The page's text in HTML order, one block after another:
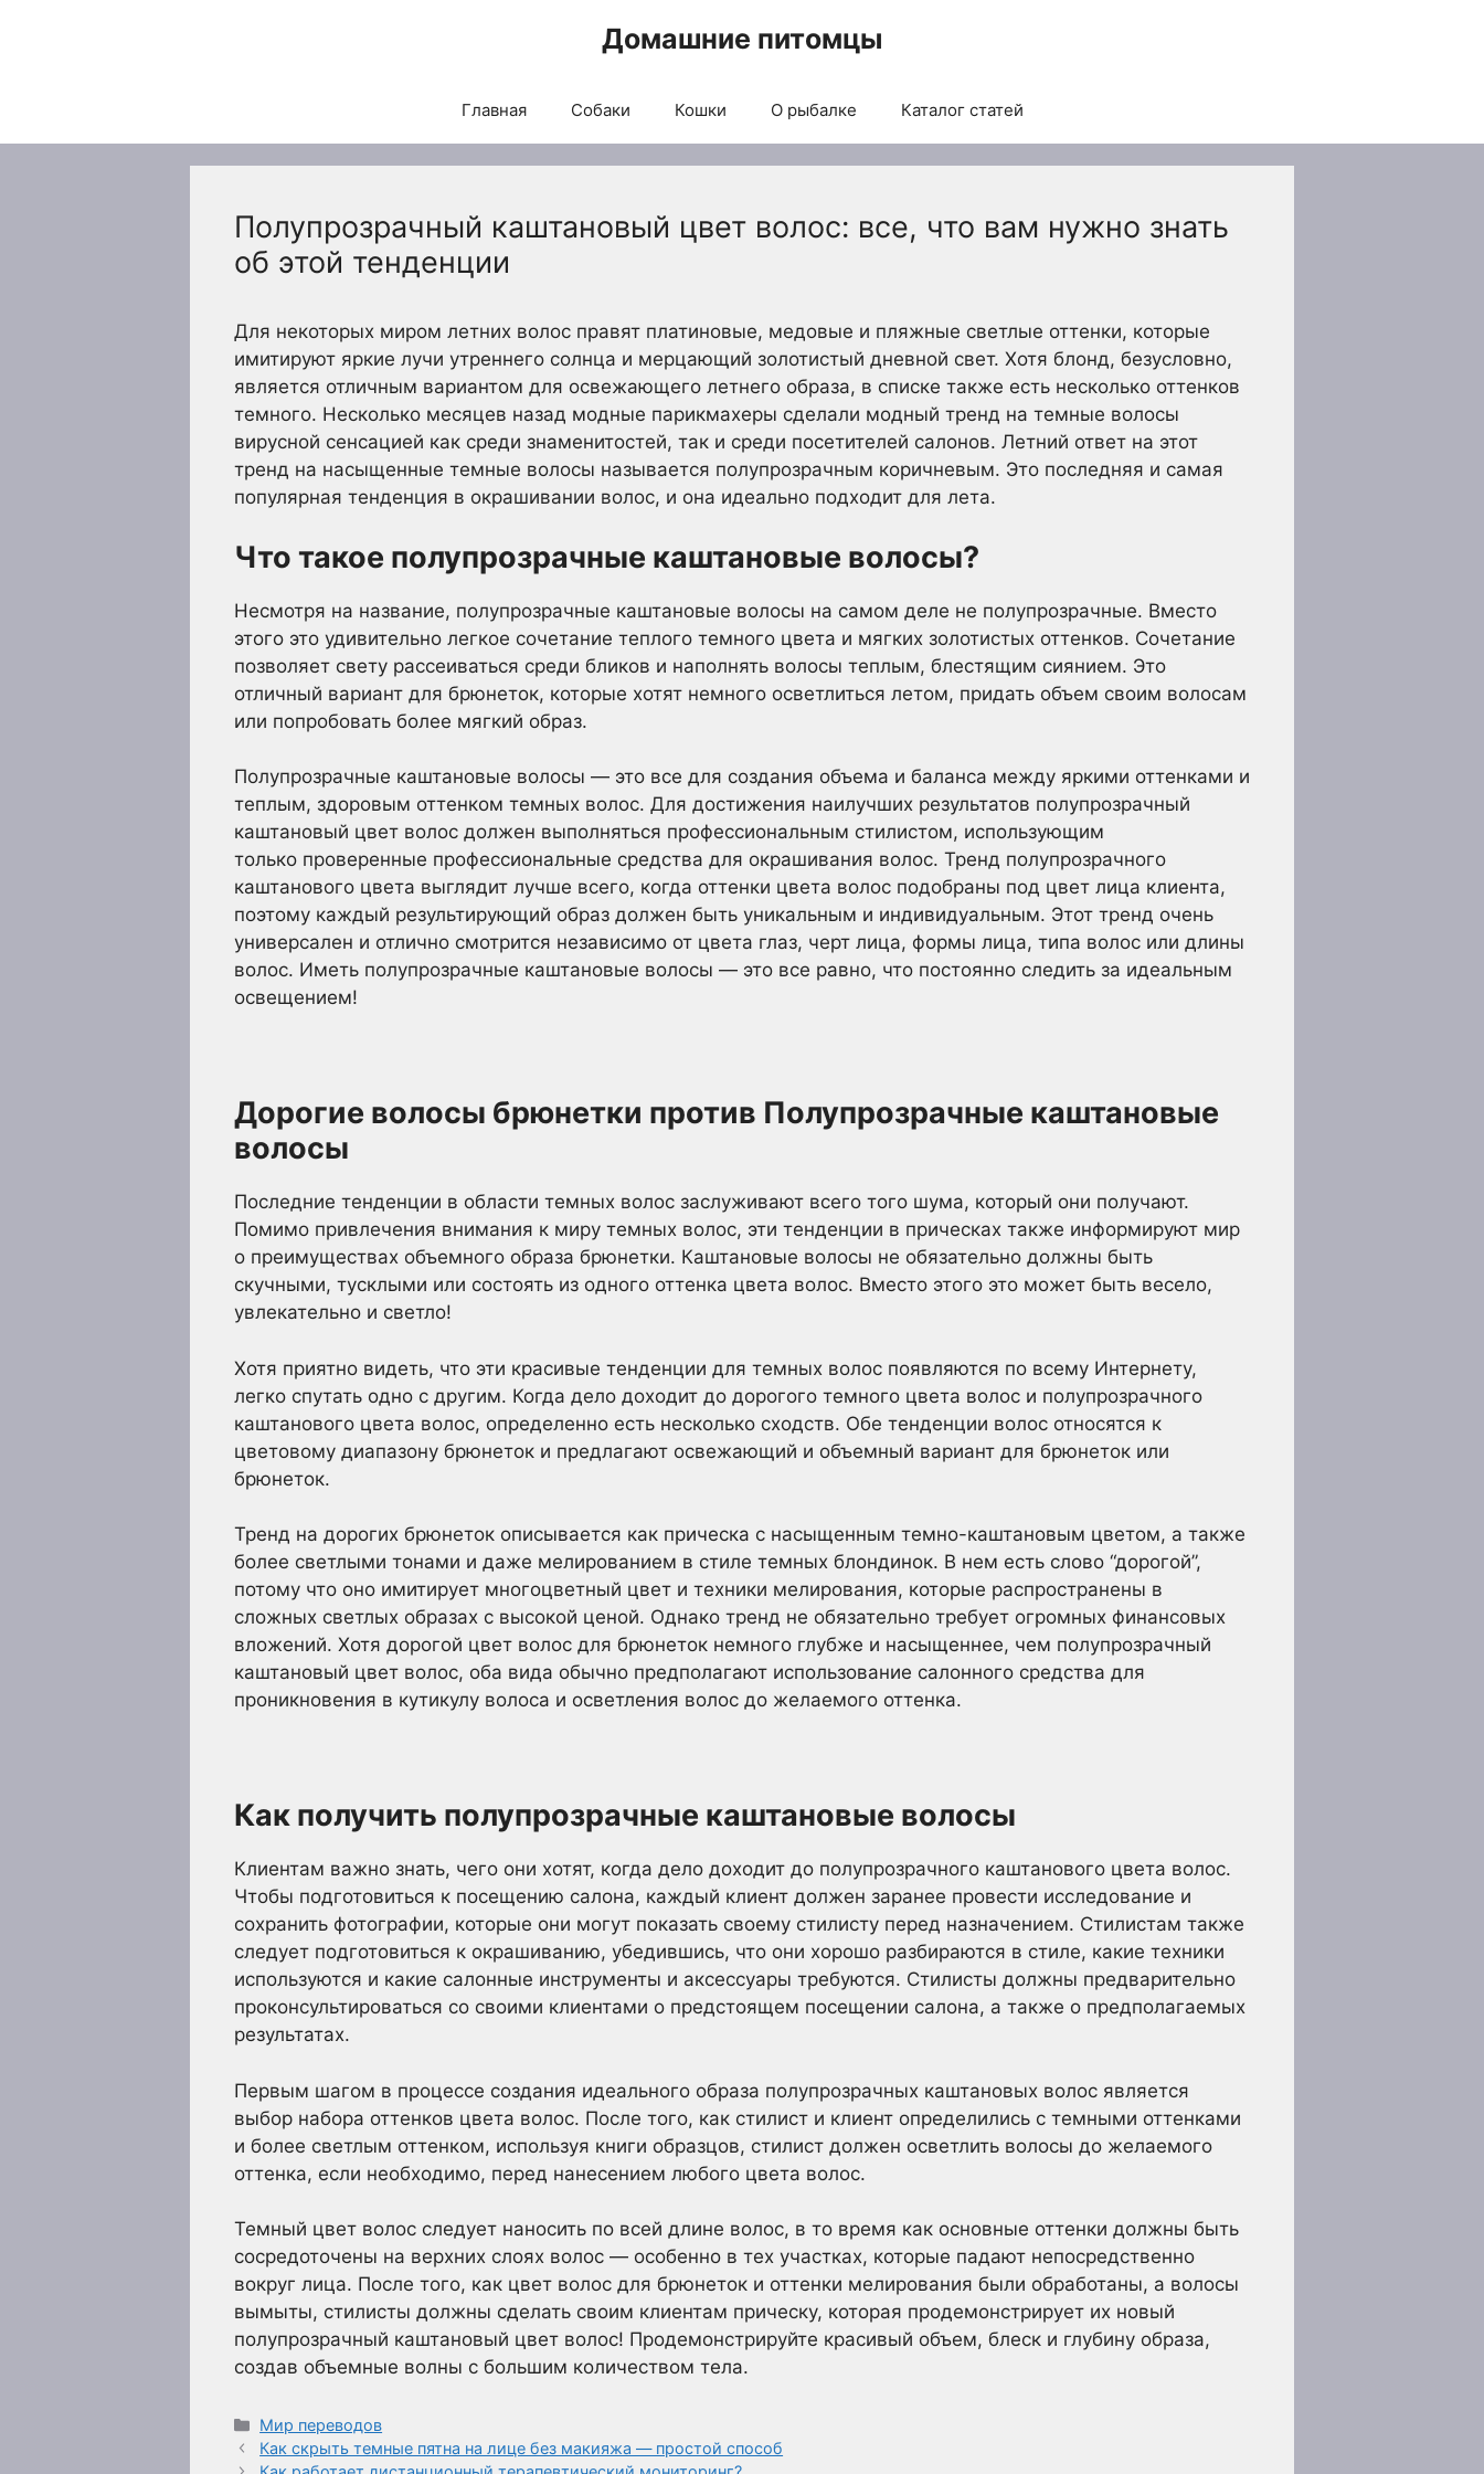
Домашние питомцы
Главная Собаки Кошки О рыбалке Каталог статей
Полупрозрачный каштановый цвет волос: все, что вам нужно знать
об этой тенденции
Для некоторых миром летних волос правят платиновые, медовые и пляжные светлые оттенки, которые
имитируют яркие лучи утреннего солнца и мерцающий золотистый дневной свет. Хотя блонд, безусловно,
является отличным вариантом для освежающего летнего образа, в списке также есть несколько оттенков
темного. Несколько месяцев назад модные парикмахеры сделали модный тренд на темные волосы
вирусной сенсацией как среди знаменитостей, так и среди посетителей салонов. Летний ответ на этот
тренд на насыщенные темные волосы называется полупрозрачным коричневым. Это последняя и самая
популярная тенденция в окрашивании волос, и она идеально подходит для лета.
Что такое полупрозрачные каштановые волосы?
Несмотря на название, полупрозрачные каштановые волосы на самом деле не полупрозрачные. Вместо
этого это удивительно легкое сочетание теплого темного цвета и мягких золотистых оттенков. Сочетание
позволяет свету рассеиваться среди бликов и наполнять волосы теплым, блестящим сиянием. Это
отличный вариант для брюнеток, которые хотят немного осветлиться летом, придать объем своим волосам
или попробовать более мягкий образ.
Полупрозрачные каштановые волосы — это все для создания объема и баланса между яркими оттенками и
теплым, здоровым оттенком темных волос. Для достижения наилучших результатов полупрозрачный
каштановый цвет волос должен выполняться профессиональным стилистом, использующим
только проверенные профессиональные средства для окрашивания волос. Тренд полупрозрачного
каштанового цвета выглядит лучше всего, когда оттенки цвета волос подобраны под цвет лица клиента,
поэтому каждый результирующий образ должен быть уникальным и индивидуальным. Этот тренд очень
универсален и отлично смотрится независимо от цвета глаз, черт лица, формы лица, типа волос или длины
волос. Иметь полупрозрачные каштановые волосы — это все равно, что постоянно следить за идеальным
освещением!
Дорогие волосы брюнетки против Полупрозрачные каштановые
волосы
Последние тенденции в области темных волос заслуживают всего того шума, который они получают.
Помимо привлечения внимания к миру темных волос, эти тенденции в прическах также информируют мир
о преимуществах объемного образа брюнетки. Каштановые волосы не обязательно должны быть
скучными, тусклыми или состоять из одного оттенка цвета волос. Вместо этого это может быть весело,
увлекательно и светло!
Хотя приятно видеть, что эти красивые тенденции для темных волос появляются по всему Интернету,
легко спутать одно с другим. Когда дело доходит до дорогого темного цвета волос и полупрозрачного
каштанового цвета волос, определенно есть несколько сходств. Обе тенденции волос относятся к
цветовому диапазону брюнеток и предлагают освежающий и объемный вариант для брюнеток или
брюнеток.
Тренд на дорогих брюнеток описывается как прическа с насыщенным темно-каштановым цветом, а также
более светлыми тонами и даже мелированием в стиле темных блондинок. В нем есть слово “дорогой”,
потому что оно имитирует многоцветный цвет и техники мелирования, которые распространены в
сложных светлых образах с высокой ценой. Однако тренд не обязательно требует огромных финансовых
вложений. Хотя дорогой цвет волос для брюнеток немного глубже и насыщеннее, чем полупрозрачный
каштановый цвет волос, оба вида обычно предполагают использование салонного средства для
проникновения в кутикулу волоса и осветления волос до желаемого оттенка.
Как получить полупрозрачные каштановые волосы
Клиентам важно знать, чего они хотят, когда дело доходит до полупрозрачного каштанового цвета волос.
Чтобы подготовиться к посещению салона, каждый клиент должен заранее провести исследование и
сохранить фотографии, которые они могут показать своему стилисту перед назначением. Стилистам также
следует подготовиться к окрашиванию, убедившись, что они хорошо разбираются в стиле, какие техники
используются и какие салонные инструменты и аксессуары требуются. Стилисты должны предварительно
проконсультироваться со своими клиентами о предстоящем посещении салона, а также о предполагаемых
результатах.
Первым шагом в процессе создания идеального образа полупрозрачных каштановых волос является
выбор набора оттенков цвета волос. После того, как стилист и клиент определились с темными оттенками
и более светлым оттенком, используя книги образцов, стилист должен осветлить волосы до желаемого
оттенка, если необходимо, перед нанесением любого цвета волос.
Темный цвет волос следует наносить по всей длине волос, в то время как основные оттенки должны быть
сосредоточены на верхних слоях волос — особенно в тех участках, которые падают непосредственно
вокруг лица. После того, как цвет волос для брюнеток и оттенки мелирования были обработаны, а волосы
вымыты, стилисты должны сделать своим клиентам прическу, которая продемонстрирует их новый
полупрозрачный каштановый цвет волос! Продемонстрируйте красивый объем, блеск и глубину образа,
создав объемные волны с большим количеством тела.
Рубрики
Мир переводов
Как скрыть темные пятна на лице без макияжа — простой способ